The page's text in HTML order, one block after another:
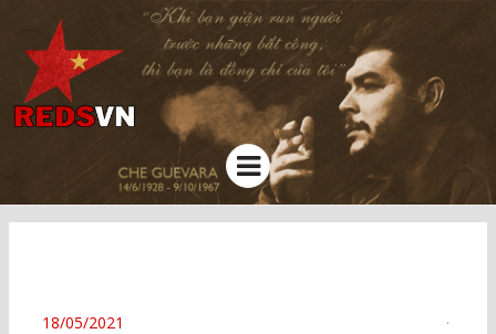
Kênh chia sẻ tri thức cộng đồng
Menu
POSTED
18/05/2021